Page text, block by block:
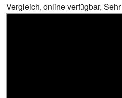
Vergleich, online verfügbar,